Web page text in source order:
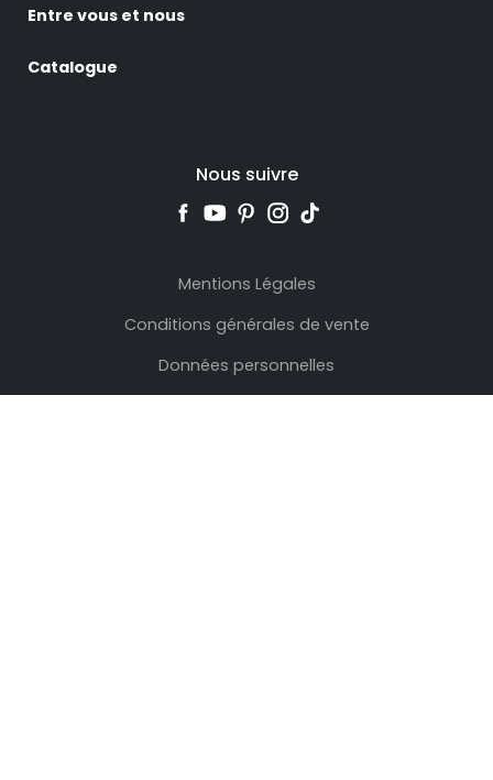
Entre vous et nous
Catalogue
Nous suivre
Mentions Légales
Conditions générales de vente
Données personnelles